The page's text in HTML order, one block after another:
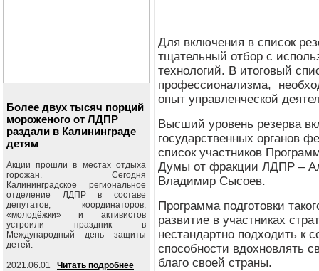
Для включения в список
тщательный отбор с
технологий. В итоговый
профессионализма,
опыт управленческой
Высший уровень резерва
государственных органов
список участников
Думы от фракции ЛДПР –
Владимир Сысоев.
Программа подготовки
развитие в участниках
нестандартно подходить к
способности вдохновлять
благо своей страны.
Более двух тысяч порций
мороженого от ЛДПР
раздали в Калининграде
детям
Акции прошли в местах отдыха
горожан. Сегодня
Калининградское региональное
отделение ЛДПР в составе
депутатов, координаторов,
«молодёжки» и активистов
устроили праздник в
Международный день защиты
детей.
2021.06.01 Читать подробнее